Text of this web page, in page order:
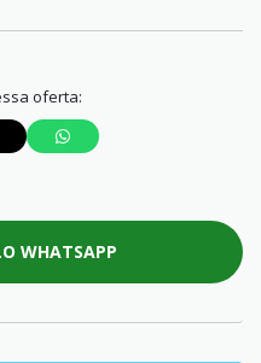
oferta:
WHATSAPP